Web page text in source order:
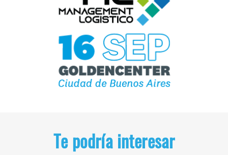
Te podría interesar